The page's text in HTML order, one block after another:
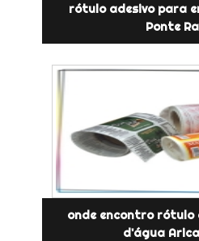
rótulo adesivo para
Ponte
onde encontro rótulo
d'água